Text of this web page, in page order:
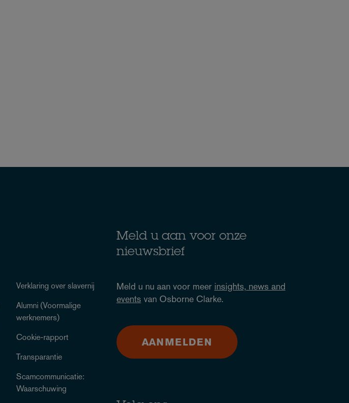
Verklaring over slavernij
Alumni (Voormalige
werknemers)
Cookie-rapport
Transparantie
Scamcommunicatie:
Waarschuwing
Meld u aan voor onze
nieuwsbrief
Meld u nu aan voor meer insights, news and
events van Osborne Clarke.
AANMELDEN